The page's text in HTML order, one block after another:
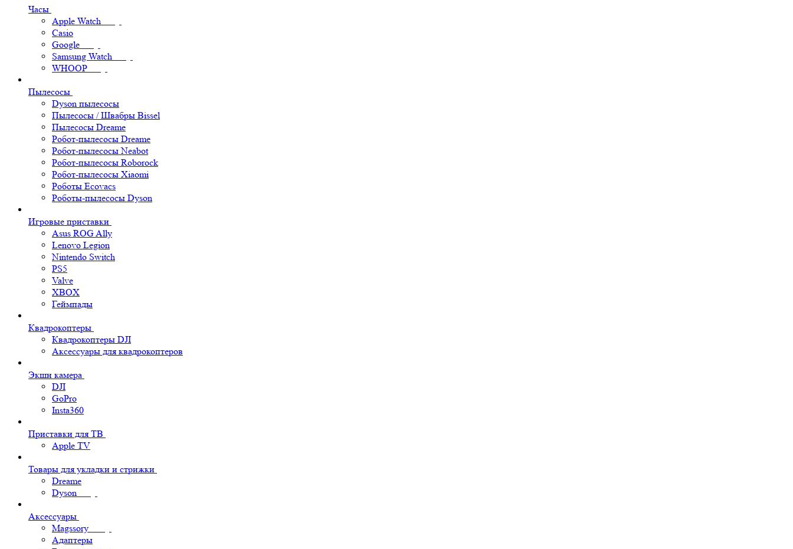
Часы
Apple Watch
Casio
Google
Samsung Watch
WHOOP
Пылесосы
Dyson пылесосы
Пылесосы / Швабры Bissel
Пылесосы Dreame
Робот-пылесосы Dreame
Робот-пылесосы Neabot
Робот-пылесосы Roborock
Робот-пылесосы Xiaomi
Роботы Ecovacs
Роботы-пылесосы Dyson
Игровые приставки
Asus ROG Ally
Lenovo Legion
Nintendo Switch
PS5
Valve
XBOX
Геймпады
Квадрокоптеры
Квадрокоптеры DJI
Аксессуары для квадрокоптеров
Экшн камера
DJI
GoPro
Insta360
Приставки для ТВ
Apple TV
Товары для укладки и стрижки
Dreame
Dyson
Аксессуары
Magssory
Адаптеры